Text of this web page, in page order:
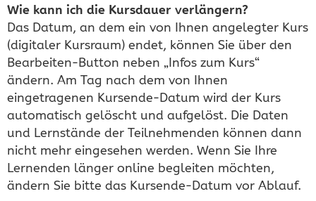
Wie kann ich die Kursdauer verlängern?
Das Datum, an dem ein von Ihnen angelegter Kurs
(digitaler Kursraum) endet, können Sie über den
Bearbeiten-Button neben „Infos zum Kurs“
ändern. Am Tag nach dem von Ihnen
eingetragenen Kursende-Datum wird der Kurs
automatisch gelöscht und aufgelöst. Die Daten
und Lernstände der Teilnehmenden können dann
nicht mehr eingesehen werden. Wenn Sie Ihre
Lernenden länger online begleiten möchten,
ändern Sie bitte das Kursende-Datum vor Ablauf.